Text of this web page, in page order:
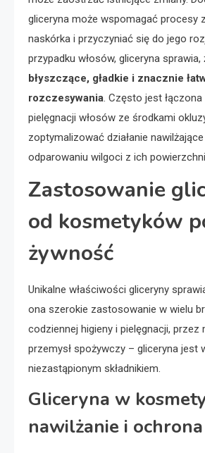
gliceryna może wspomagać procesy
naskórka i przyczyniać się do jego
przypadku włosów, gliceryna
błyszczące, gładkie i znacznie
rozczesywania. Często jest
pielęgnacji włosów ze środkami
zoptymalizować działanie
odparowaniu wilgoci z ich
Zastosowanie
od kosmetyków
żywność
Unikalne właściwości gliceryny
ona szerokie zastosowanie w wielu
codziennej higieny i pielęgnacji, przez
przemysł spożywczy – gliceryna jest
niezastąpionym składnikiem.
Gliceryna w
nawilżanie i ochrona